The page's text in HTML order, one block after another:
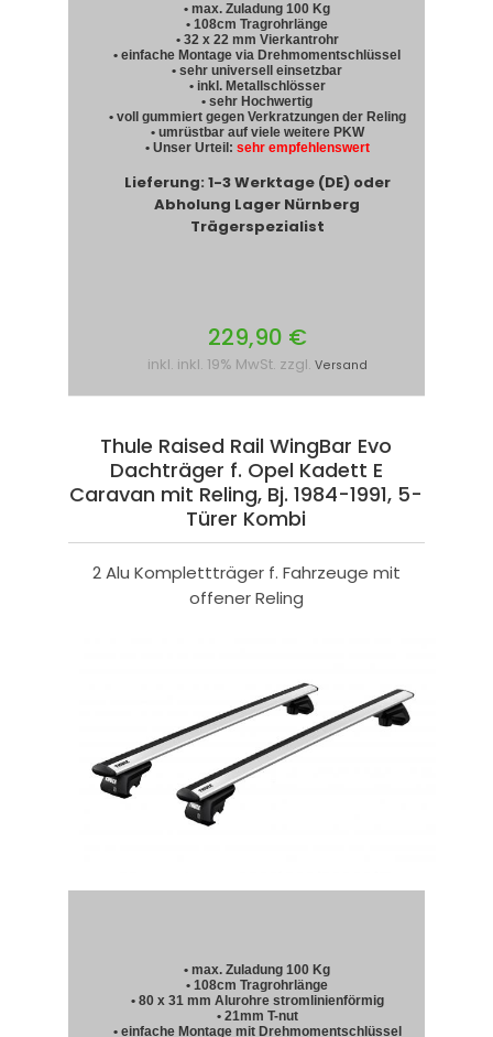
• max. Zuladung 100 Kg
• 108cm Tragrohrlänge
• 32 x 22 mm Vierkantrohr
• einfache Montage via Drehmomentschlüssel
• sehr universell einsetzbar
• inkl. Metallschlösser
• sehr Hochwertig
• voll gummiert gegen Verkratzungen der Reling
• umrüstbar auf viele weitere PKW
• Unser Urteil: sehr empfehlenswert
Lieferung: 1-3 Werktage (DE) oder
Abholung Lager Nürnberg
Trägerspezialist
229,90 €
inkl. inkl. 19% MwSt. zzgl. Versand
Thule Raised Rail WingBar Evo
Dachträger f. Opel Kadett E
Caravan mit Reling, Bj. 1984-1991, 5-
Türer Kombi
2 Alu Komplettträger f. Fahrzeuge mit
offener Reling
• max. Zuladung 100 Kg
• 108cm Tragrohrlänge
• 80 x 31 mm Alurohre stromlinienförmig
• 21mm T-nut
• einfache Montage mit Drehmomentschlüssel